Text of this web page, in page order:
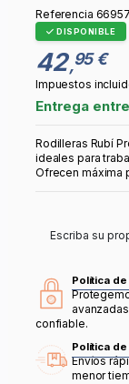
Referencia 66957
DISPONIBLE
42,95 €
Impuestos
Entrega
Rodilleras Rubí
ideales para
Ofrecen máxima
Escriba su
Política
confiable.
Política
Envíos
menor